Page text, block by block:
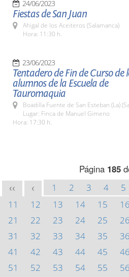
24/06/2023
Fiestas de San Juan
Ahigal de los Aceiteros (Salamanca)
Hora: 11:30 h.
23/06/2023
Tentadero de Fin de Curso de
alumnos de la Escuela de
Tauromaquia
Boadilla Fuente de San Esteban (La)
Lugar: Finca de Manuel Gimeno
Hora: 17:30 h.
Página 185
<< < 1 2 3 4 5
11
12 13 14 15 16
21
22 23 24 25 26
31
32 33 34 35 36
41
42 43 44 45 46
51
52 53 54 55 56